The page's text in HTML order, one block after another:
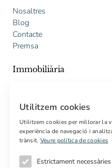
Nosaltres
Blog
Contacte
Premsa
Immobiliària
Pressupost gratuït de
Serveis
Compradors internacionals
Utilitzem cookies
Utilitzem cookies per millorar la
experiència de navegació i
trànsit. Veure política de cookies
Estrictament necessàries